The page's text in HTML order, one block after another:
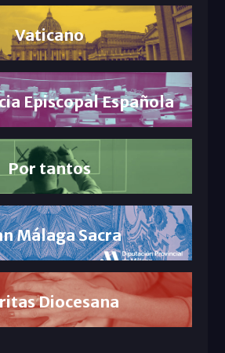
Vaticano
Episcopal Española
Por tantos
Málaga Sacra
Diocesana